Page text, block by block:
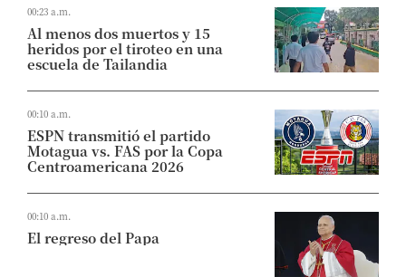
00:23 a.m.
Al menos dos muertos y 15
heridos por el tiroteo en una
escuela de Tailandia
00:10 a.m.
ESPN transmitió el partido
Motagua vs. FAS por la Copa
Centroamericana 2026
00:10 a.m.
El regreso del Papa